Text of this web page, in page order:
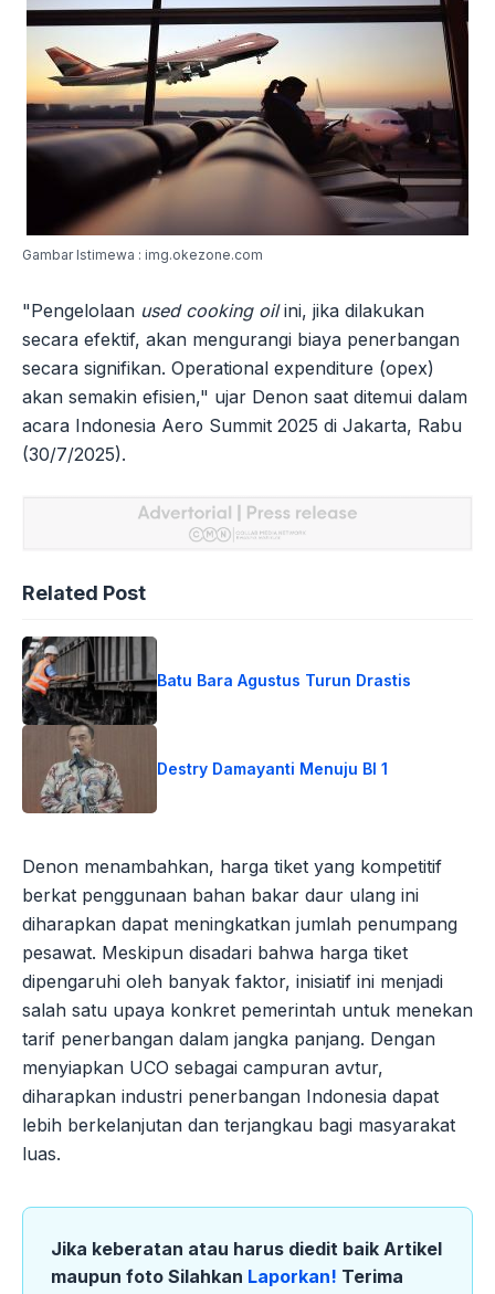
Gambar Istimewa : img.okezone.com
"Pengelolaan used cooking oilini, jika dilakukan
secara efektif, akan mengurangi biaya penerbangan
secara signifikan. Operational expenditure (opex)
akan semakin efisien," ujar Denon saat ditemui dalam
acara Indonesia Aero Summit 2025 di Jakarta, Rabu
(30/7/2025).
Related Post
Batu Bara Agustus Turun Drastis
Destry Damayanti Menuju BI 1
Denon menambahkan, harga tiket yang kompetitif
berkat penggunaan bahan bakar daur ulang ini
diharapkan dapat meningkatkan jumlah penumpang
pesawat. Meskipun disadari bahwa harga tiket
dipengaruhi oleh banyak faktor, inisiatif ini menjadi
salah satu upaya konkret pemerintah untuk menekan
tarif penerbangan dalam jangka panjang. Dengan
menyiapkan UCO sebagai campuran avtur,
diharapkan industri penerbangan Indonesia dapat
lebih berkelanjutan dan terjangkau bagi masyarakat
luas.
Jika keberatan atau harus diedit baik Artikel
maupun foto Silahkan Laporkan! Terima